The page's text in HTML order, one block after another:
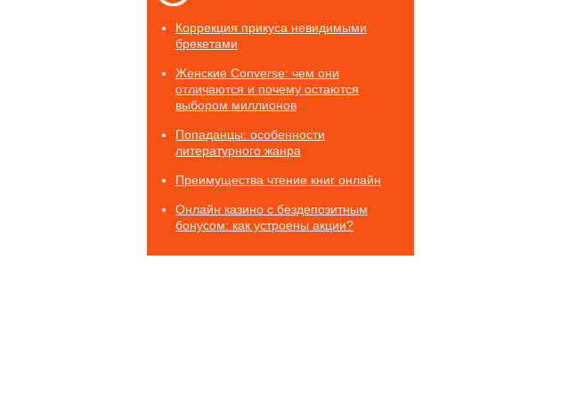
Коррекция прикуса невидимыми
брекетами
Женские Converse: чем они
отличаются и почему остаются
выбором миллионов
Попаданцы: особенности
литературного жанра
Преимущества чтение книг онлайн
Онлайн казино с бездепозитным
бонусом: как устроены акции?